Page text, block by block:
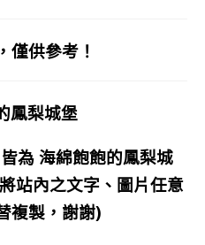
僅供參考！
鳳梨城堡
為海綿飽飽的鳳梨城
站內之文字、圖片任意
複製，謝謝)